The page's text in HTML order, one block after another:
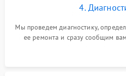
4.
Мы проведем диагностику,
ее ремонта и сразу сообщим